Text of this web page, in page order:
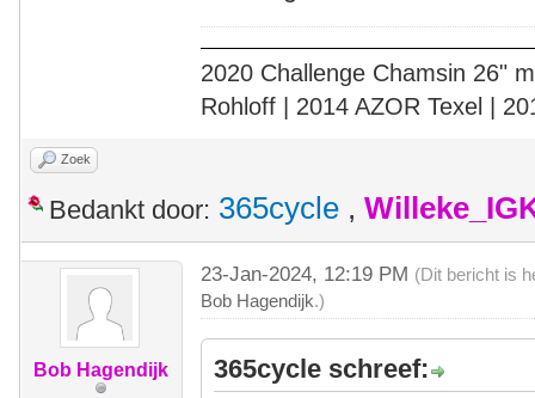
2020 Challenge Chamsin 26"
Rohloff | 2014 AZOR Texel |
Zoek
Bedankt door: 365cycle ,
Bob Hagendijk
23-Jan-2024, 12:19 PM (Dit bericht is
Bob Hagendijk.)
365cycle schreef: